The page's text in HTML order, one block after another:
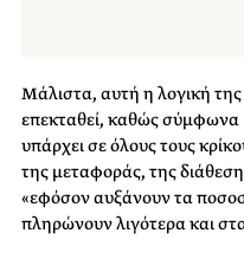
Μάλιστα, αυτή η λογική
επεκταθεί, καθώς σύμφωνα
υπάρχει σε όλους τους
της μεταφοράς, της
«εφόσον αυξάνουν τα
πληρώνουν λιγότερα και